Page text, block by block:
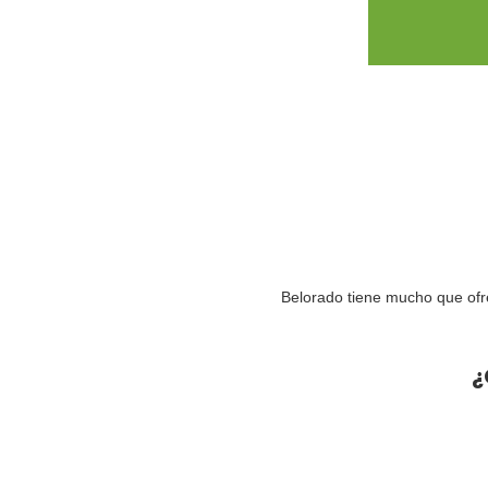
Belorado tiene mucho que